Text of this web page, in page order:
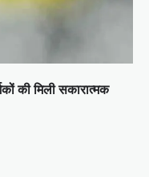
की मिली सकारात्मक